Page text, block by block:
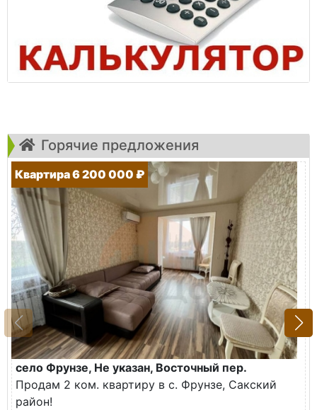
Горячие предложения
Квартира 6 200 000 ₽
село Фрунзе, Не указан, Восточный пер.
Продам 2 ком. квартиру в с. Фрунзе, Сакский
район!